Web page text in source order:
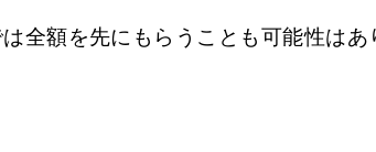
全額を先にもらうことも可能性はあ